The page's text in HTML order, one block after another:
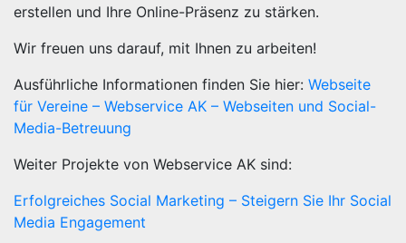
erstellen und Ihre Online-Präsenz zu stärken.
Wir freuen uns darauf, mit Ihnen zu arbeiten!
Ausführliche Informationen finden Sie hier: Webseite
für Vereine – Webservice AK – Webseiten und Social-
Media-Betreuung
Weiter Projekte von Webservice AK sind:
Erfolgreiches Social Marketing – Steigern Sie Ihr Social
Media Engagement